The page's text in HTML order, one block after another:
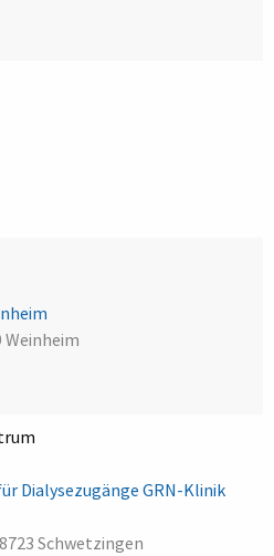
Weinheim
Dialysezugänge GRN-Klinik
Schwetzingen